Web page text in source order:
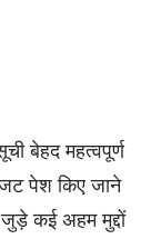
बेहद महत्वपूर्ण
पेश किए जाने
कई अहम मुद्दों